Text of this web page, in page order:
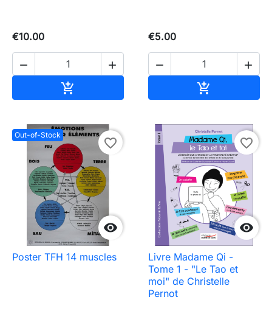
€10.00
 

€5.00
 

Out-of-Stock

favorite_border
Poster TFH 14 muscles

favorite_border
Livre Madame Qi -
Tome 1 - "Le Tao et
moi" de Christelle
Pernot